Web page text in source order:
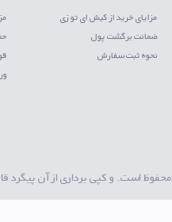
مزایای خرید از کیش ای تو زی
ضمانت برگشت پول
نحوه ثبت سفارش
محفوظ است. و کپی برداری از آن پیگرد